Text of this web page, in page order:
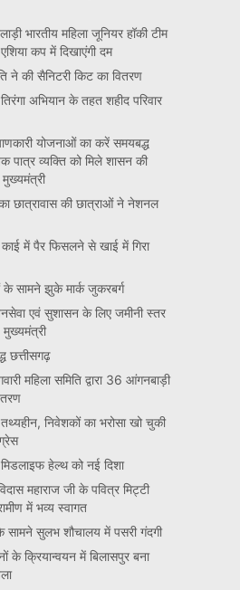
भारतीय महिला जूनियर हॉकी टीम
कप में दिखाएंगी दम
ने की सैनिटरी किट का वितरण
तिरंगा अभियान के तहत शहीद परिवार
योजनाओं का करें समयबद्ध
पात्र व्यक्ति को मिले शासन की
छात्रावास की छात्राओं ने नेशनल
में पैर फिसलने से खाई में गिरा
के सामने झुके मार्क जुकरबर्ग
एवं सुशासन के लिए जमीनी स्तर
मुख्यमंत्री
छत्तीसगढ़
महिला समिति द्वारा 36 आंगनबाड़ी
निवेशकों का भरोसा खो चुकी
हेल्थ को नई दिशा
महाराज जी के पवित्र मिट्टी
में भव्य स्वागत
सामने सुलभ शौचालय में पसरी गंदगी
के क्रियान्वयन में बिलासपुर बना